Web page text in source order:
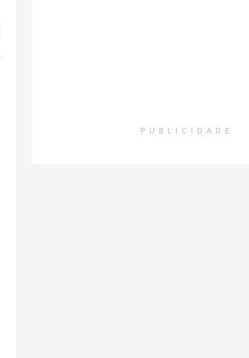
PUBLICIDADE